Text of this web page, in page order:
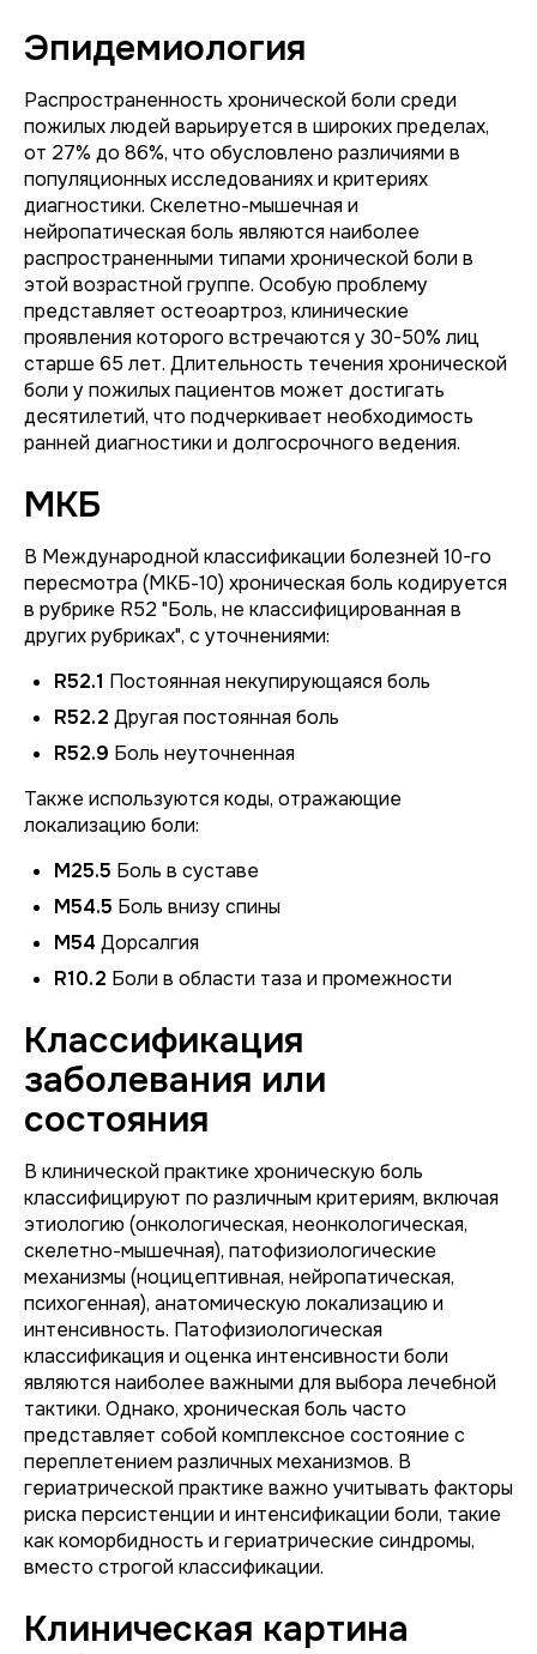
Эпидемиология
Распространенность хронической боли среди
пожилых людей варьируется в широких пределах,
от 27% до 86%, что обусловлено различиями в
популяционных исследованиях и критериях
диагностики. Скелетно-мышечная и
нейропатическая боль являются наиболее
распространенными типами хронической боли в
этой возрастной группе. Особую проблему
представляет остеоартроз, клинические
проявления которого встречаются у 30-50% лиц
старше 65 лет. Длительность течения хронической
боли у пожилых пациентов может достигать
десятилетий, что подчеркивает необходимость
ранней диагностики и долгосрочного ведения.
МКБ
В Международной классификации болезней 10-го
пересмотра (МКБ-10) хроническая боль кодируется
в рубрике R52 "Боль, не классифицированная в
других рубриках", с уточнениями:
R52.1 Постоянная некупирующаяся боль
R52.2 Другая постоянная боль
R52.9 Боль неуточненная
Также используются коды, отражающие
локализацию боли:
M25.5 Боль в суставе
M54.5 Боль внизу спины
M54 Дорсалгия
R10.2 Боли в области таза и промежности
Классификация
заболевания или
состояния
В клинической практике хроническую боль
классифицируют по различным критериям, включая
этиологию (онкологическая, неонкологическая,
скелетно-мышечная), патофизиологические
механизмы (ноцицептивная, нейропатическая,
психогенная), анатомическую локализацию и
интенсивность. Патофизиологическая
классификация и оценка интенсивности боли
являются наиболее важными для выбора лечебной
тактики. Однако, хроническая боль часто
представляет собой комплексное состояние с
переплетением различных механизмов. В
гериатрической практике важно учитывать факторы
риска персистенции и интенсификации боли, такие
как коморбидность и гериатрические синдромы,
вместо строгой классификации.
Клиническая картина